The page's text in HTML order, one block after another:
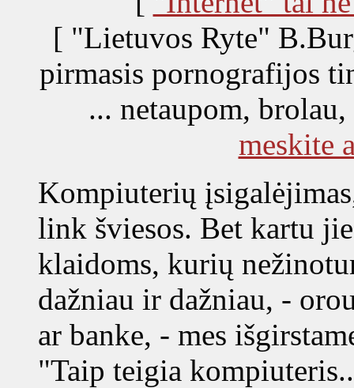
[ "Lietuvos Ryte"
pirmasis pornografijos
... netaupom,
meskite
Kompiuterių
link šviesos. Bet kartu
klaidoms, kurių
dažniau ir dažniau, -
ar banke, - mes
"Taip teigia